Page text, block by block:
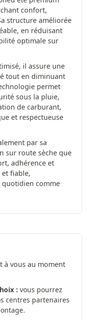
confort,
structure améliorée
en réduisant
optimale sur
il assure une
tout en diminuant
permet
sous la pluie,
de carburant,
et respectueuse
par sa
sur route sèche que
adhérence et
fiable,
comme
à vous au moment
: vous pourrez
centres partenaires